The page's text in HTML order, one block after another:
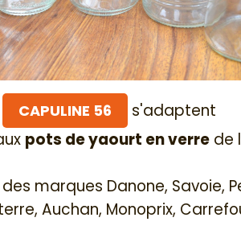
CAPULINE 56
s'adaptent
pots de yaourt en verre de
marques Danone, Savoie,
Auchan, Monoprix,